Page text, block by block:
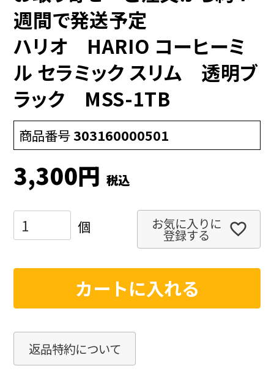
週間で発送予定
ハリオ HARIO コーヒーミ
ル セラミック スリム 透明ブ
ラック MSS-1TB
商品番号303160000501
3,300 税込
お気に入りに
登録する
カートに入れる
返品特約について